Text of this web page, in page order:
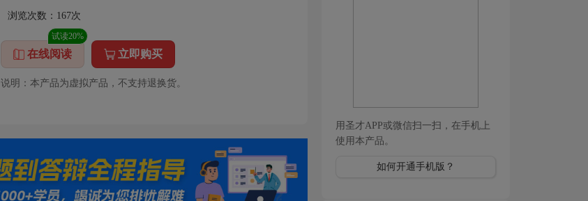
浏览次数： 167次
在线阅读
试读20%
立即购买
说明：本产品为虚拟产品，不支持退换货。
用圣才APP或微信扫一扫，在手机上
使用本产品。
如何开通手机版？